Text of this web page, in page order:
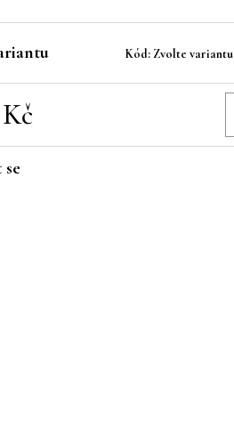
Kód: Zvolte variantu